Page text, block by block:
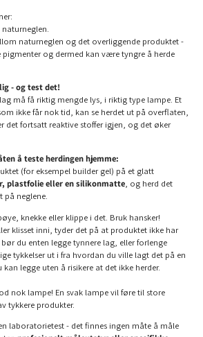
naturneglen og det overliggende produktet -
og dermed kan være tyngre å herde
- og test det!
må få riktig mengde lys, i riktig type lampe. Et
ikke får nok tid, kan se herdet ut på overflaten,
det fortsatt reaktive stoffer igjen, og det øker
å teste herdingen hjemme:
(for eksempel builder gel) på et glatt
plastfolie eller en silikonmatte, og herd det
på neglene.
knekke eller klippe i det. Bruk hansker!
klisset inni, tyder det på at produktet ikke har
du enten legge tynnere lag, eller forlenge
tykkelser ut i fra hvordan du ville lagt det på en
legge uten å risikere at det ikke herder.
nok lampe! En svak lampe vil føre til store
tykkere produkter.
laboratorietest - det finnes ingen måte å måle